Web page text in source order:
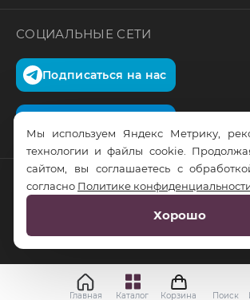
СОЦИАЛЬНЫЕ СЕТИ
Подписаться на нас
© RusTrus. 2011-2026. Все права
RS Digital
Главная Каталог Корзина Поиск
Мы используем Яндекс Метрику,
технологии и файлы cookie.
сайтом, вы соглашаетесь с
согласно Политике
Хорошо